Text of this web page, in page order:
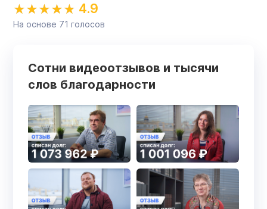
4.9
На основе 71 голосов
Сотни видеоотзывов и тысячи
слов благодарности